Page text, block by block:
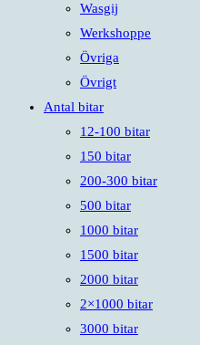
Wasgij
Werkshoppe
Övriga
Övrigt
Antal bitar
12-100 bitar
150 bitar
200-300 bitar
500 bitar
1000 bitar
1500 bitar
2000 bitar
2×1000 bitar
3000 bitar